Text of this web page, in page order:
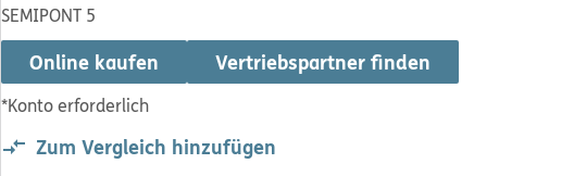
SEMIPONT 5
Online kaufen
*Konto erforderlich
Vertriebspartner finden
Zum Vergleich hinzufügen